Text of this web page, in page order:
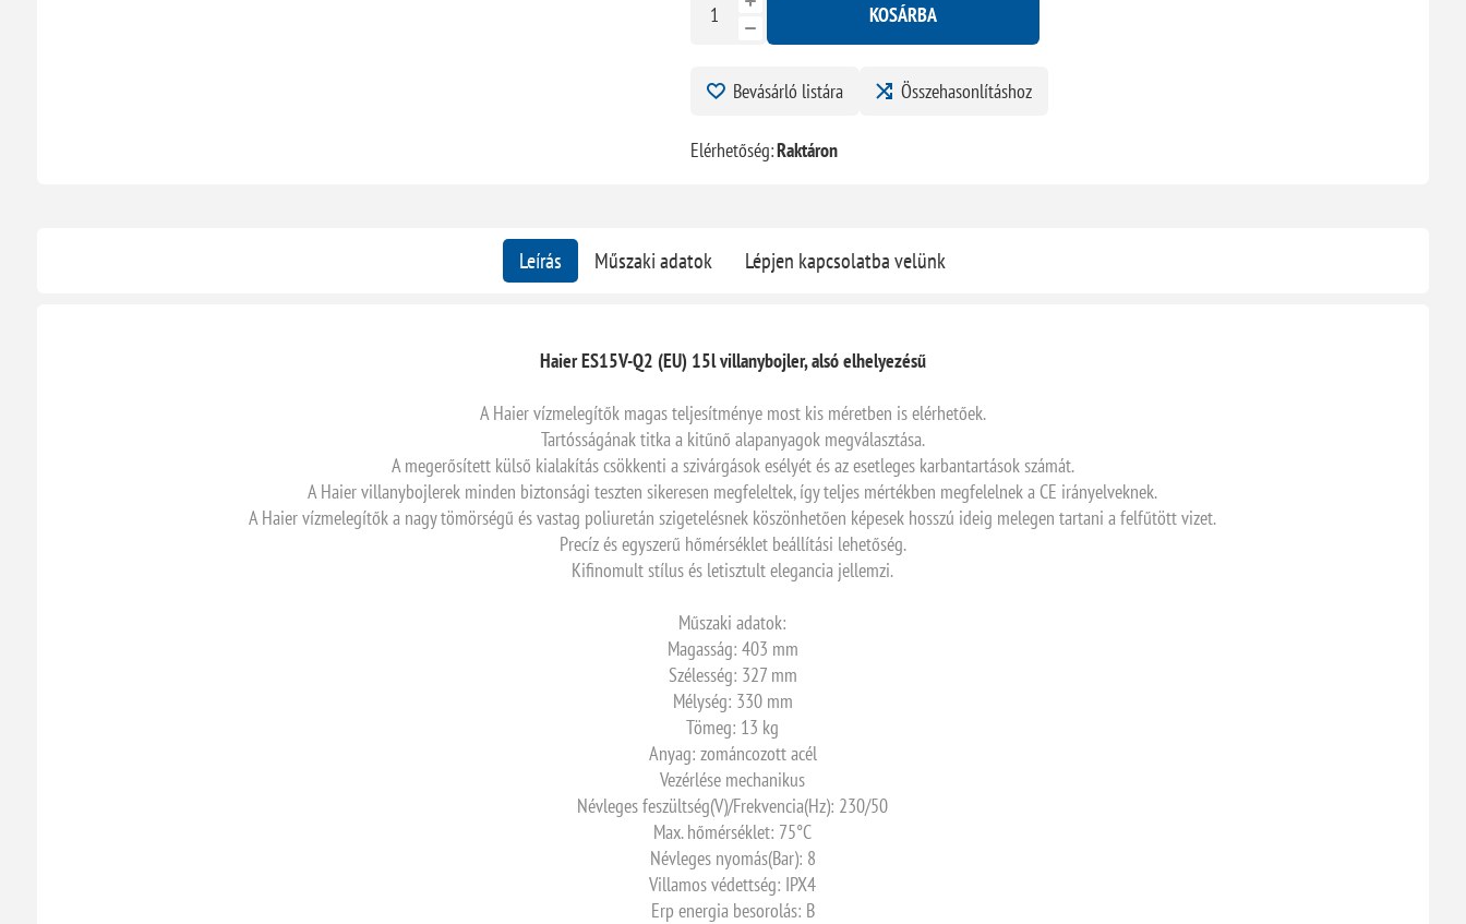
KOSÁRBA
Bevásárló listára Összehasonlításhoz
Elérhetőség:Raktáron
Leírás Műszaki adatok Lépjen kapcsolatba velünk
Haier ES15V-Q2 (EU) 15l villanybojler, alsó elhelyezésű
A Haier vízmelegítők magas teljesítménye most kis méretben is elérhetőek.
Tartósságának titka a kitűnő alapanyagok megválasztása.
A megerősített külső kialakítás csökkenti a szivárgások esélyét és az esetleges karbantartások számát.
A Haier villanybojlerek minden biztonsági teszten sikeresen megfeleltek, így teljes mértékben megfelelnek a CE irányelveknek.
A Haier vízmelegítők a nagy tömörségű és vastag poliuretán szigetelésnek köszönhetően képesek hosszú ideig melegen tartani a felfűtött vizet.
Precíz és egyszerű hőmérséklet beállítási lehetőség.
Kifinomult stílus és letisztult elegancia jellemzi.
Műszaki adatok:
Magasság: 403 mm
Szélesség: 327 mm
Mélység: 330 mm
Tömeg: 13 kg
Anyag: zománcozott acél
Vezérlése mechanikus
Névleges feszültség(V)/Frekvencia(Hz): 230/50
Max. hőmérséklet: 75°C
Névleges nyomás(Bar): 8
Villamos védettség: IPX4
Erp energia besorolás: B